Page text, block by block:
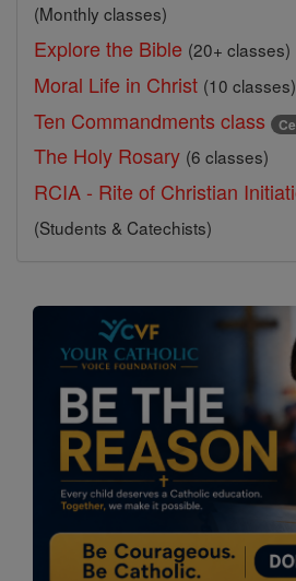
(Monthly classes)
Explore the Bible (20+ classes)
Moral Life in Christ (10 classes)
Ten Commandments class
The Holy Rosary (6 classes)
RCIA - Rite of Christian
(Students & Catechists)